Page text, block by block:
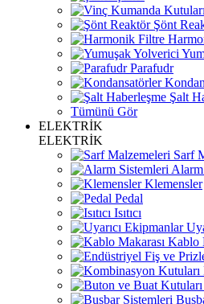
Şönt
Parafudr
Şalt
Tümünü Gör
ELEKTRİK
ELEKTRİK
Sarf
Klemensler
Pedal
Isıtıcı
Kablo